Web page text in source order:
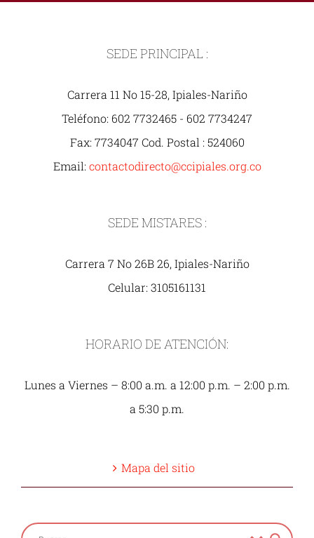
SEDE PRINCIPAL :
Carrera 11 No 15-28, Ipiales-Nariño
Teléfono: 602 7732465 - 602 7734247
Fax: 7734047 Cod. Postal : 524060
Email: contactodirecto@ccipiales.org.co
SEDE MISTARES :
Carrera 7 No 26B 26, Ipiales-Nariño
Celular: 3105161131
HORARIO DE ATENCIÓN:
Lunes a Viernes – 8:00 a.m. a 12:00 p.m. – 2:00 p.m.
a 5:30 p.m.
Mapa del sitio